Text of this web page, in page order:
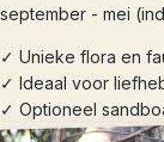
september - mei
✓ Unieke flora en
✓ Ideaal voor
✓ Optioneel